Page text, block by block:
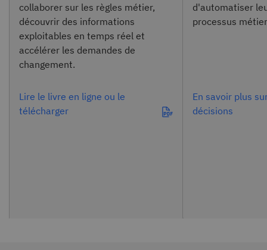
collaborer sur les règles métier,
découvrir des informations
exploitables en temps réel et
accélérer les demandes de
changement.
Lire le livre en ligne ou le
télécharger
d'automatiser
processus
En savoir plus
décisions